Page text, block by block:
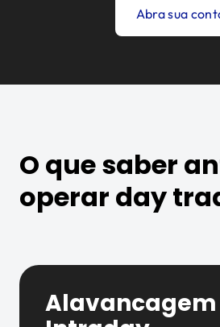
Abra sua
O que saber
operar day
Alavancagem